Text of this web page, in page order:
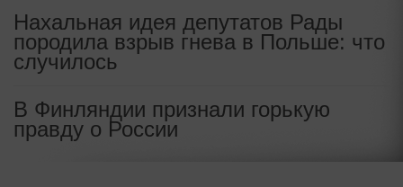
Нахальная идея депутатов Рады
породила взрыв гнева в Польше: что
случилось
В Финляндии признали горькую
правду о России